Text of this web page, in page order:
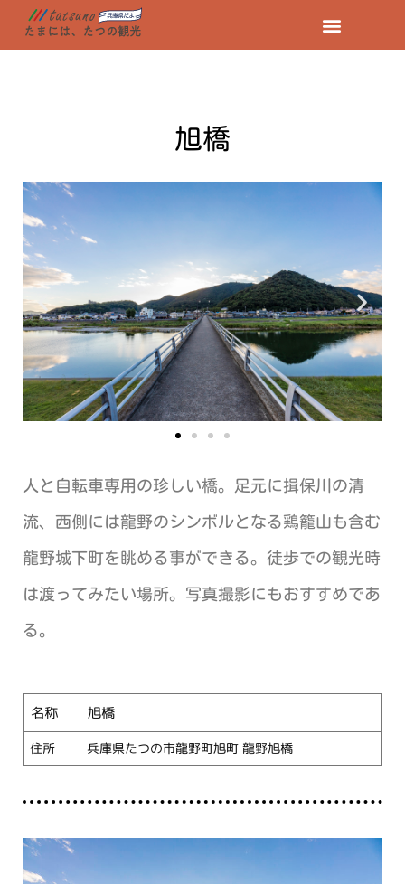
コ
ス
キ
ッ
プ
旭橋
人と自転車専用の珍しい橋。足元に揖保川の清
流、西側には龍野のシンボルとなる鶏籠山も含む
龍野城下町を眺める事ができる。徒歩での観光時
は渡ってみたい場所。写真撮影にもおすすめであ
る。
名称 旭橋
住所 兵庫県たつの市龍野町旭町 龍野旭橋